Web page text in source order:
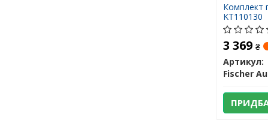
Комплект
KT110130
3 369 ₴
Артикул: